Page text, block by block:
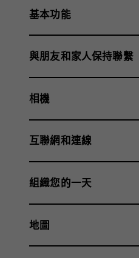
基本功能
與朋友和家人保持聯繫
相機
互聯網和連線
組織您的一天
地圖